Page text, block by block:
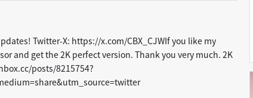
Twitter-X: https://x.com/CBX_CJWIf you like my
and get the 2K perfect version. Thank you very much. 2K
posts/8215754?